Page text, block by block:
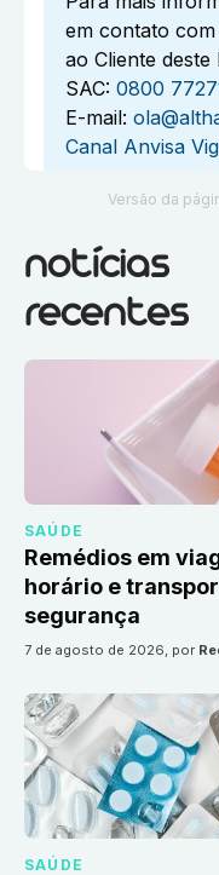
em contato
ao Cliente
SAC: 0800
E-mail:
Canal Anvisa
Versão da
notícias
recentes
SAÚDE
Remédios em
horário e
segurança
7 de agosto de 2026, por
SAÚDE